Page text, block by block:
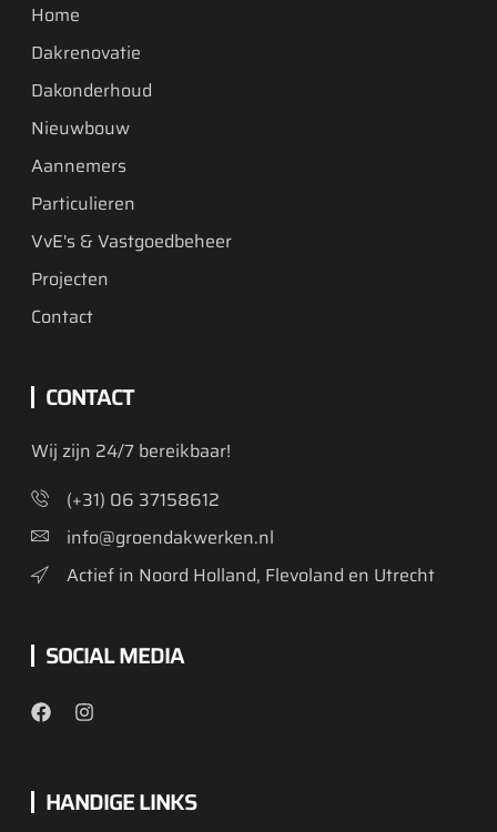
Home
Dakrenovatie
Dakonderhoud
Nieuwbouw
Aannemers
Particulieren
VvE's & Vastgoedbeheer
Projecten
Contact
CONTACT
Wij zijn 24/7 bereikbaar!
(+31) 06 37158612
info@groendakwerken.nl
Actief in Noord Holland, Flevoland en Utrecht
SOCIAL MEDIA
HANDIGE LINKS